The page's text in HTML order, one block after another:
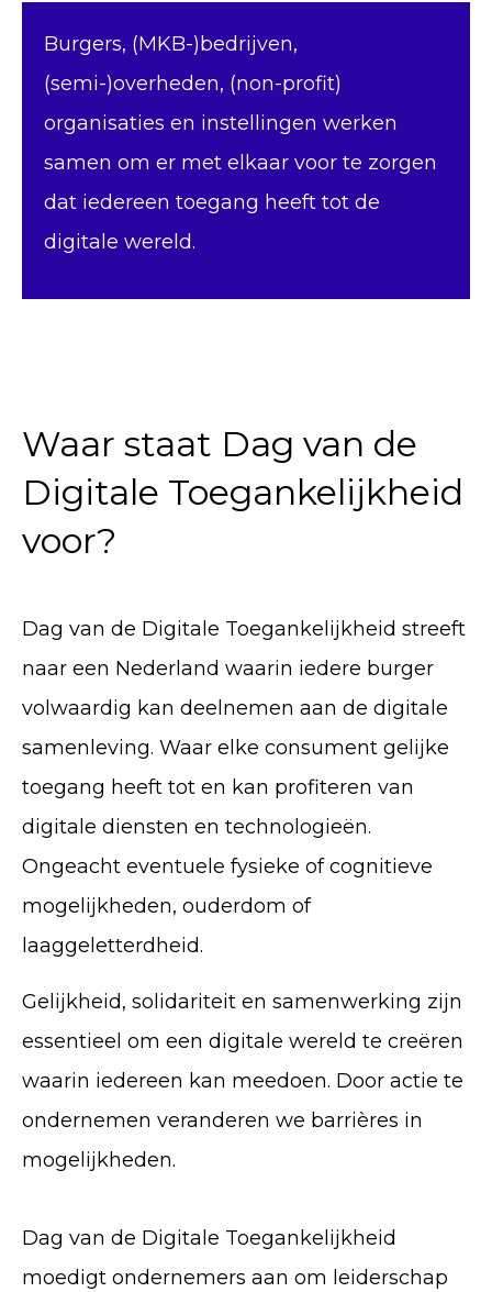
Burgers, (MKB-)bedrijven,
(semi-)overheden, (non-profit)
organisaties en instellingen werken
samen om er met elkaar voor te zorgen
dat iedereen toegang heeft tot de
digitale wereld.
Waar staat Dag van de
Digitale Toegankelijkheid
voor?
Dag van de Digitale Toegankelijkheid streeft
naar een Nederland waarin iedere burger
volwaardig kan deelnemen aan de digitale
samenleving. Waar elke consument gelijke
toegang heeft tot en kan profiteren van
digitale diensten en technologieën.
Ongeacht eventuele fysieke of cognitieve
mogelijkheden, ouderdom of
laaggeletterdheid.
Gelijkheid, solidariteit en samenwerking zijn
essentieel om een digitale wereld te creëren
waarin iedereen kan meedoen. Door actie te
ondernemen veranderen we barrières in
mogelijkheden.
Dag van de Digitale Toegankelijkheid
moedigt ondernemers aan om leiderschap